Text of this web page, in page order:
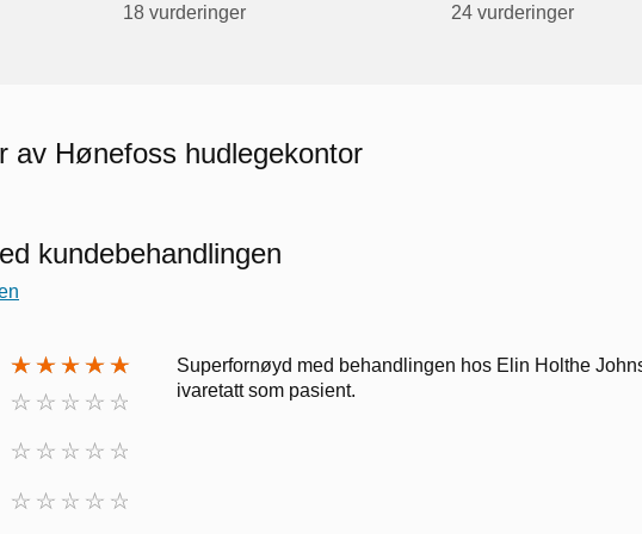
18 vurderinger 24 vurderinger
av Hønefoss hudlegekontor
kundebehandlingen
Superfornøyd med behandlingen hos Elin Holthe
ivaretatt som pasient.